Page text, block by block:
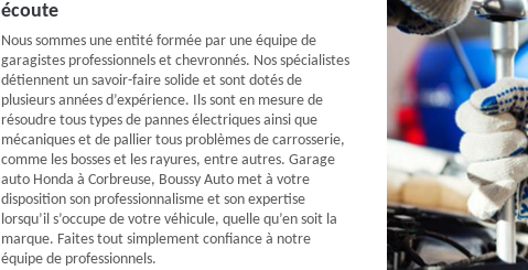
écoute
Nous sommes une entité formée par une équipe de
garagistes professionnels et chevronnés. Nos spécialistes
détiennent un savoir-faire solide et sont dotés de
plusieurs années d’expérience. Ils sont en mesure de
résoudre tous types de pannes électriques ainsi que
mécaniques et de pallier tous problèmes de carrosserie,
comme les bosses et les rayures, entre autres. Garage
auto Honda à Corbreuse, Boussy Auto met à votre
disposition son professionnalisme et son expertise
lorsqu’il s’occupe de votre véhicule, quelle qu’en soit la
marque. Faites tout simplement confiance à notre
équipe de professionnels.